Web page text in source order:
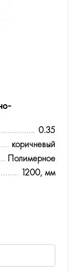
0.35
коричневый
Полимерное
1200, мм